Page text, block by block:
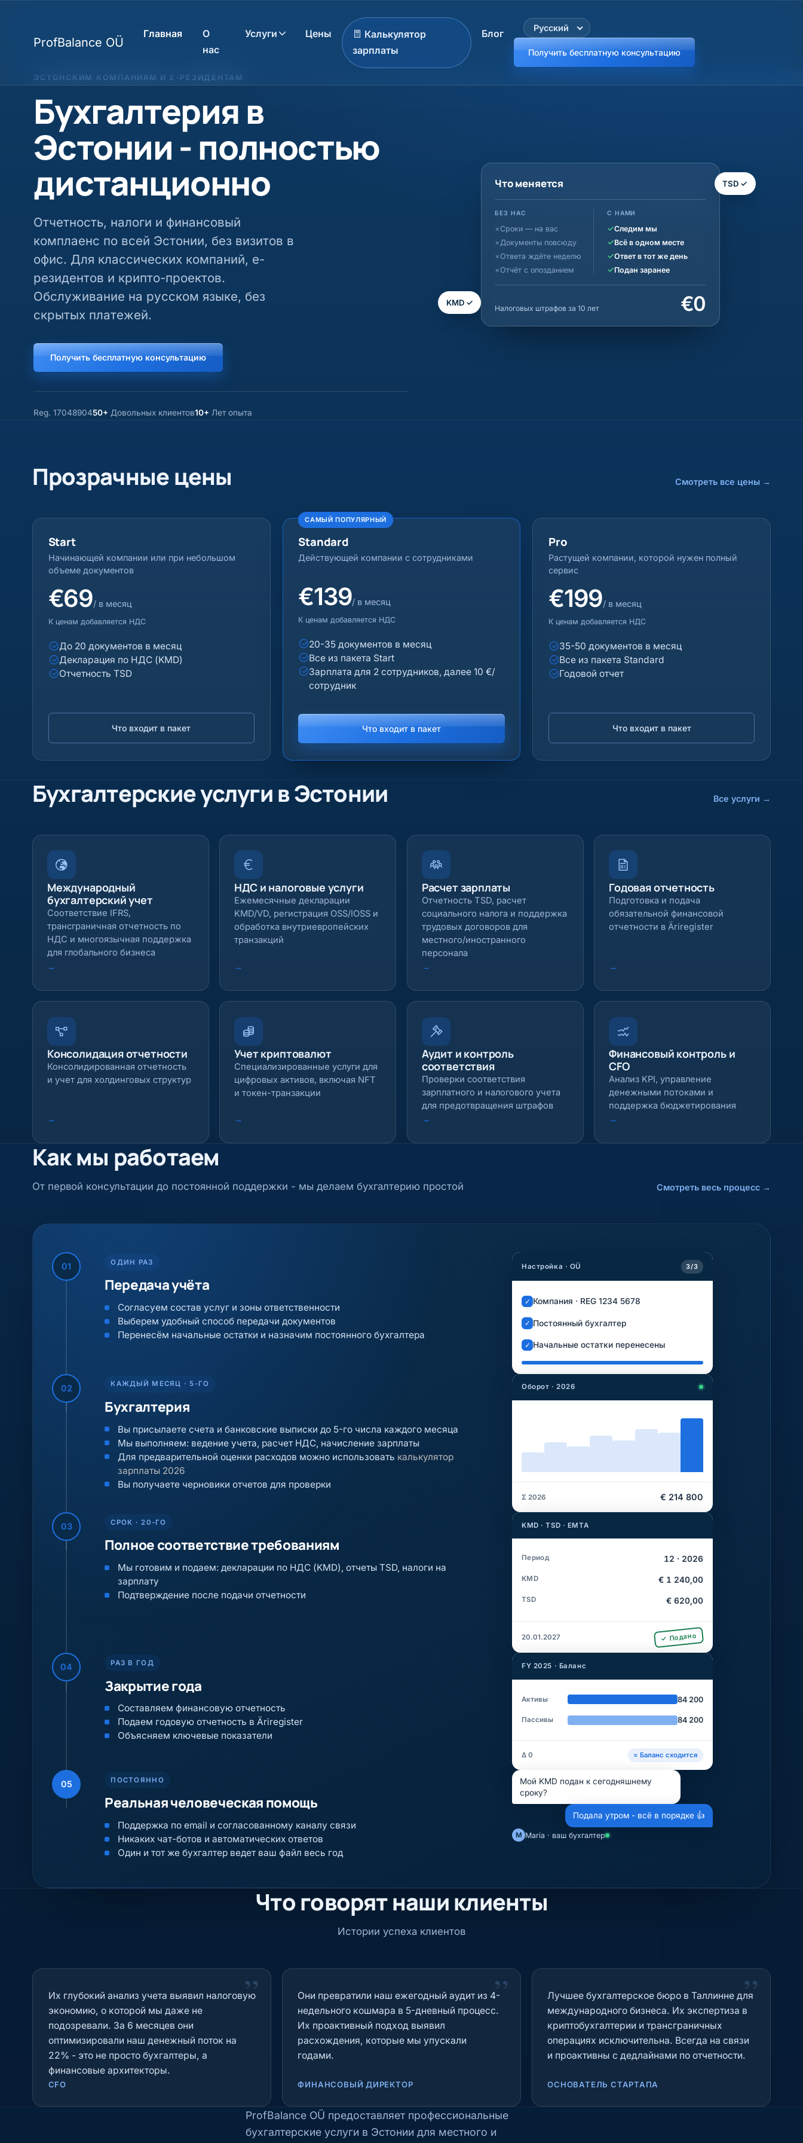
ProfBalance OÜ
Главная
О
нас
Услуги Цены
Калькулятор
зарплаты
Блог Русский
Получить бесплатную консультацию
ЭСТОНСКИМ КОМПАНИЯМ И E-РЕЗИДЕНТАМ
Бухгалтерия в
Эстонии - полностью
дистанционно
Отчетность, налоги и финансовый
комплаенс по всей Эстонии, без визитов в
офис. Для классических компаний, е-
резидентов и крипто-проектов.
Обслуживание на русском языке, без
скрытых платежей.
Получить бесплатную консультацию
Reg. 1704890450+ Довольных клиентов10+ Лет опыта
Что меняется
БЕЗ НАС С НАМИ
Сроки — на вас Следим мы
✓
Документы повсюду Всё в одном месте
✓
Ответа ждёте неделю Ответ в тот же день
✓
Отчёт с опозданием Подан заранее
✓
Налоговых штрафов за 10 лет €0
TSD ✓
KMD ✓
Прозрачные цены Смотреть все цены →
Start
Начинающей компании или при небольшом
объеме документов
€69/ в месяц
К ценам добавляется НДС
До 20 документов в месяц
Декларация по НДС (KMD)
Отчетность TSD
Что входит в пакет
САМЫЙ ПОПУЛЯРНЫЙ
Standard
Действующей компании с сотрудниками
€139/ в месяц
К ценам добавляется НДС
20-35 документов в месяц
Все из пакета Start
Зарплата для 2 сотрудников, далее 10 €/
сотрудник
Что входит в пакет
Pro
Растущей компании, которой нужен полный
сервис
€199/ в месяц
К ценам добавляется НДС
35-50 документов в месяц
Все из пакета Standard
Годовой отчет
Что входит в пакет
Бухгалтерские услуги в Эстонии Все услуги →
Международный
бухгалтерский учет
Соответствие IFRS,
трансграничная отчетность по
НДС и многоязычная поддержка
для глобального бизнеса
→
НДС и налоговые услуги
Ежемесячные декларации
KMD/VD, регистрация OSS/IOSS и
обработка внутриевропейских
транзакций
→
Расчет зарплаты
Отчетность TSD, расчет
социального налога и поддержка
трудовых договоров для
местного/иностранного
персонала
→
Годовая отчетность
Подготовка и подача
обязательной финансовой
отчетности в Äriregister
→
Консолидация отчетности
Консолидированная отчетность
и учет для холдинговых структур
→
Учет криптовалют
Специализированные услуги для
цифровых активов, включая NFT
и токен-транзакции
→
Аудит и контроль
соответствия
Проверки соответствия
зарплатного и налогового учета
для предотвращения штрафов
→
Финансовый контроль и
CFO
Анализ KPI, управление
денежными потоками и
поддержка бюджетирования
→
Как мы работаем
От первой консультации до постоянной поддержки - мы делаем бухгалтерию простой Смотреть весь процесс →
01 ОДИН РАЗ
Передача учёта
Согласуем состав услуг и зоны ответственности
Выберем удобный способ передачи документов
Перенесём начальные остатки и назначим постоянного бухгалтера
Настройка · OÜ 3/3
✓ Компания · REG 1234 5678
✓ Постоянный бухгалтер
✓ Начальные остатки перенесены
02 КАЖДЫЙ МЕСЯЦ · 5-ГО
Бухгалтерия
Вы присылаете счета и банковские выписки до 5-го числа каждого месяца
Мы выполняем: ведение учета, расчет НДС, начисление зарплаты
Для предварительной оценки расходов можно использовать калькулятор
зарплаты 2026
Вы получаете черновики отчетов для проверки
Оборот · 2026
Σ 2026 € 214 800
03 СРОК · 20-ГО
Полное соответствие требованиям
Мы готовим и подаем: декларации по НДС (KMD), отчеты TSD, налоги на
зарплату
Подтверждение после подачи отчетности
KMD · TSD · EMTA
Период 12 · 2026
KMD € 1 240,00
TSD € 620,00
20.01.2027 ✓ Подано
04 РАЗ В ГОД
Закрытие года
Составляем финансовую отчетность
Подаем годовую отчетность в Äriregister
Объясняем ключевые показатели
FY 2025 · Баланс
Активы 84 200
Пассивы 84 200
Δ 0 = Баланс сходится
05 ПОСТОЯННО
Реальная человеческая помощь
Поддержка по email и согласованному каналу связи
Никаких чат-ботов и автоматических ответов
Один и тот же бухгалтер ведет ваш файл весь год
Мой KMD подан к сегодняшнему
сроку?
Подала утром - всё в порядке 👍
M Maria · ваш бухгалтер
Что говорят наши клиенты
Истории успеха клиентов
”
Их глубокий анализ учета выявил налоговую
экономию, о которой мы даже не
подозревали. За 6 месяцев они
оптимизировали наш денежный поток на
22% - это не просто бухгалтеры, а
финансовые архитекторы.
CFO
”
Они превратили наш ежегодный аудит из 4-
недельного кошмара в 5-дневный процесс.
Их проактивный подход выявил
расхождения, которые мы упускали
годами.
ФИНАНСОВЫЙ ДИРЕКТОР
”
Лучшее бухгалтерское бюро в Таллинне для
международного бизнеса. Их экспертиза в
криптобухгалтерии и трансграничных
операциях исключительна. Всегда на связи
и проактивны с дедлайнами по отчетности.
ОСНОВАТЕЛЬ СТАРТАПА
ProfBalance OÜ предоставляет профессиональные
бухгалтерские услуги в Эстонии для местного и